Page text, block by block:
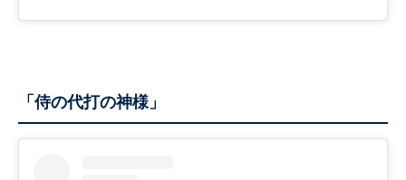
「侍の代打の神様」